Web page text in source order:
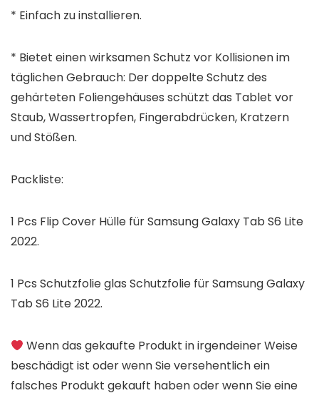
* Einfach zu installieren.
* Bietet einen wirksamen Schutz vor Kollisionen im
täglichen Gebrauch: Der doppelte Schutz des
gehärteten Foliengehäuses schützt das Tablet vor
Staub, Wassertropfen, Fingerabdrücken, Kratzern
und Stößen.
Packliste:
1 Pcs Flip Cover Hülle fürSamsung Galaxy Tab S6 Lite
2022.
1 Pcs Schutzfolie glas Schutzfolie fürSamsung Galaxy
Tab S6 Lite 2022.
Wenn das gekaufte Produkt in irgendeiner Weise
beschädigt ist oder wenn Sie versehentlich ein
falsches Produkt gekauft haben oder wenn Sie eine